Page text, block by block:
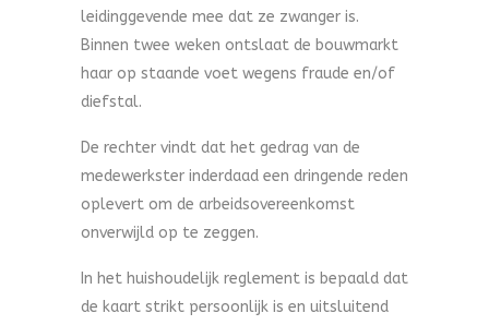
leidinggevende mee dat ze zwanger is.
Binnen twee weken ontslaat de bouwmarkt
haar op staande voet wegens fraude en/of
diefstal.
De rechter vindt dat het gedrag van de
medewerkster inderdaad een dringende reden
oplevert om de arbeidsovereenkomst
onverwijld op te zeggen.
In het huishoudelijk reglement is bepaald dat
de kaart strikt persoonlijk is en uitsluitend